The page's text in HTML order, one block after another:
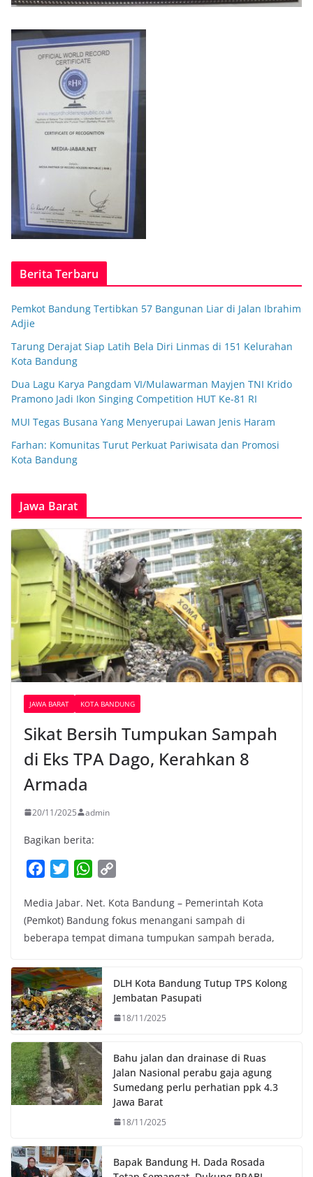
Berita Terbaru
Pemkot Bandung Tertibkan 57 Bangunan Liar di Jalan Ibrahim
Adjie
Tarung Derajat Siap Latih Bela Diri Linmas di 151 Kelurahan
Kota Bandung
Dua Lagu Karya Pangdam VI/Mulawarman Mayjen TNI Krido
Pramono Jadi Ikon Singing Competition HUT Ke-81 RI
MUI Tegas Busana Yang Menyerupai Lawan Jenis Haram
Farhan: Komunitas Turut Perkuat Pariwisata dan Promosi
Kota Bandung
Jawa Barat
JAWA BARAT KOTA BANDUNG
Sikat Bersih Tumpukan Sampah
di Eks TPA Dago, Kerahkan 8
Armada
20/11/2025 admin
Bagikan berita:
c
e
b
o
k
i
t
t
r
W
a
t
s
p
p
p
y
L
n
k
Media Jabar. Net. Kota Bandung – Pemerintah Kota
(Pemkot) Bandung fokus menangani sampah di
beberapa tempat dimana tumpukan sampah berada,
DLH Kota Bandung Tutup TPS Kolong
Jembatan Pasupati
18/11/2025
Bahu jalan dan drainase di Ruas
Jalan Nasional perabu gaja agung
Sumedang perlu perhatian ppk 4.3
Jawa Barat
18/11/2025
Bapak Bandung H. Dada Rosada